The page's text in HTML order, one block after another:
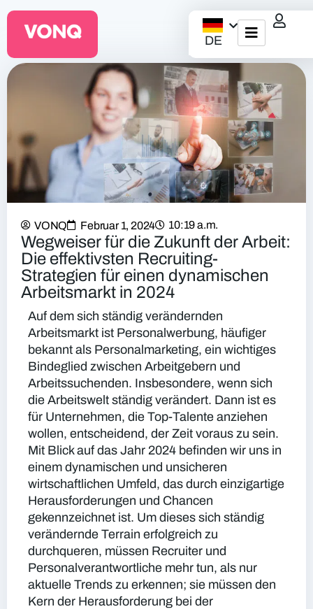
DE
EQO Workflow
Für ATS/HCM
Ressourcen
Über uns
VONQ Februar 1, 2024 10:19 a.m.
Wegweiser für die Zukunft der Arbeit:
Die effektivsten Recruiting-
Strategien für einen dynamischen
Arbeitsmarkt in 2024
Auf dem sich ständig verändernden
Arbeitsmarkt ist Personalwerbung, häufiger
bekannt als Personalmarketing, ein wichtiges
Bindeglied zwischen Arbeitgebern und
Arbeitssuchenden. Insbesondere, wenn sich
die Arbeitswelt ständig verändert. Dann ist es
für Unternehmen, die Top-Talente anziehen
wollen, entscheidend, der Zeit voraus zu sein.
Mit Blick auf das Jahr 2024 befinden wir uns in
einem dynamischen und unsicheren
wirtschaftlichen Umfeld, das durch einzigartige
Herausforderungen und Chancen
gekennzeichnet ist. Um dieses sich ständig
verändernde Terrain erfolgreich zu
durchqueren, müssen Recruiter und
Personalverantwortliche mehr tun, als nur
aktuelle Trends zu erkennen; sie müssen den
Kern der Herausforderung bei der